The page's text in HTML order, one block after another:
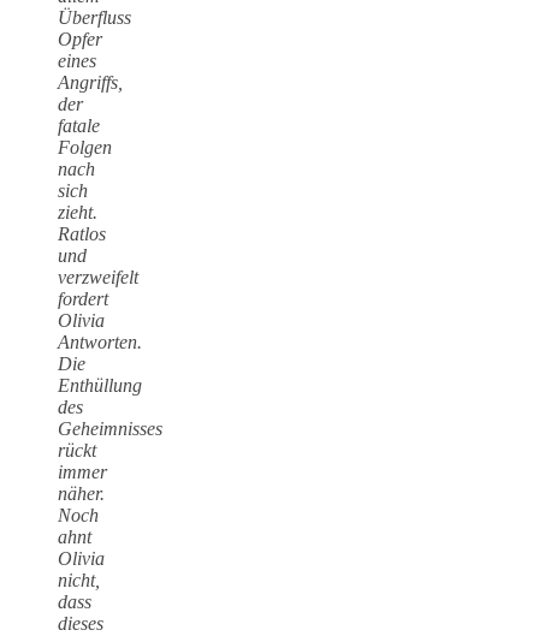
Überfluss
Opfer
eines
Angriffs,
der
fatale
Folgen
nach
sich
zieht.
Ratlos
und
verzweifelt
fordert
Olivia
Antworten.
Die
Enthüllung
des
Geheimnisses
rückt
immer
näher.
Noch
ahnt
Olivia
nicht,
dass
dieses